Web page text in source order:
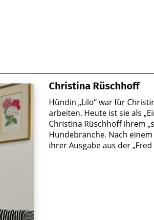
Christina Rüschhoff
Hündin „Lilo“ war für
arbeiten. Heute ist sie als
Christina Rüschhoff ihrem
Hundebranche. Nach
ihrer Ausgabe aus der